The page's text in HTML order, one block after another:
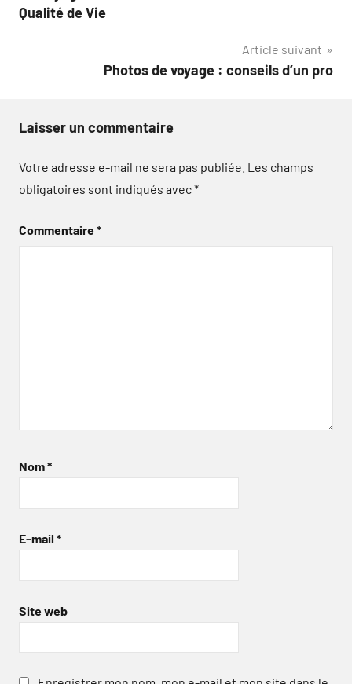
de
Qualité de Vie
Article suivant
Photos de voyage : conseils d’un pro
Laisser un commentaire
Votre adresse e-mail ne sera pas publiée. Les champs
obligatoires sont indiqués avec*
Commentaire*
Nom*
E-mail *
Site web